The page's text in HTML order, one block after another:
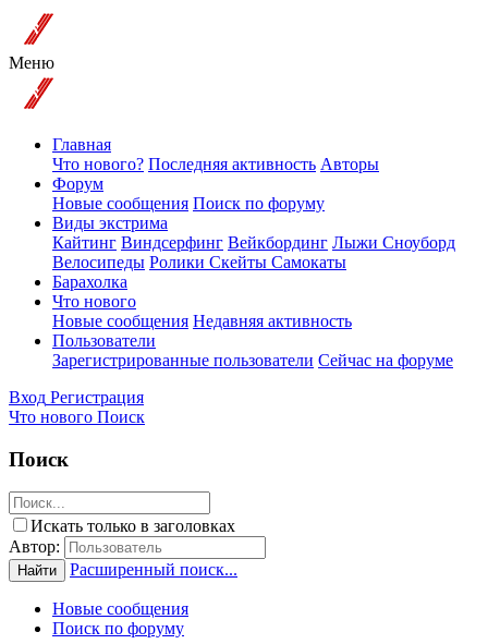
Меню
Главная
Что нового? Последняя активность Авторы
Форум
Новые сообщения Поиск по форуму
Виды экстрима
Кайтинг Виндсерфинг Вейкбординг Лыжи Сноуборд
Велосипеды Ролики Скейты Самокаты
Барахолка
Что нового
Новые сообщения Недавняя активность
Пользователи
Зарегистрированные пользователи Сейчас на форуме
Вход Регистрация
Что нового Поиск
Поиск
Искать только в заголовках
Автор:
Найти Расширенный поиск...
Новые сообщения
Поиск по форуму